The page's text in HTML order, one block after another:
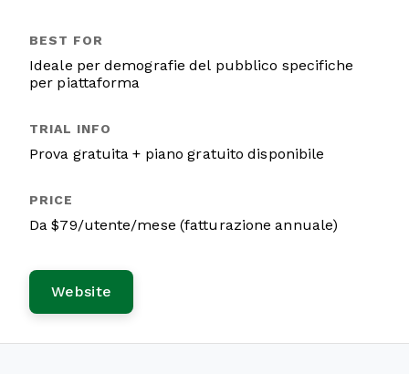
Ideale per demografie del pubblico specifiche
per piattaforma
Prova gratuita + piano gratuito disponibile
Da $79/utente/mese (fatturazione annuale)
Website